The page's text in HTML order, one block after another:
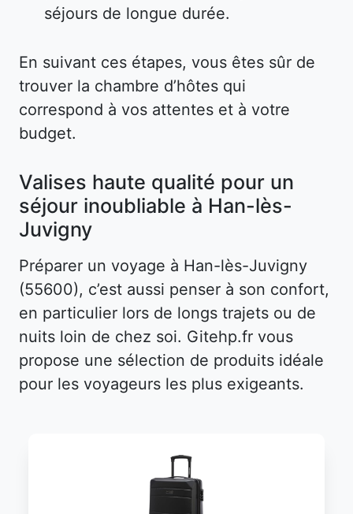
séjours de longue durée.
En suivant ces étapes, vous êtes sûr de
trouver la chambre d’hôtes qui
correspond à vos attentes et à votre
budget.
Valises haute qualité pour un
séjour inoubliable à Han-lès-
Juvigny
Préparer un voyage à Han-lès-Juvigny
(55600), c’est aussi penser à son confort,
en particulier lors de longs trajets ou de
nuits loin de chez soi. Gitehp.fr vous
propose une sélection de produits idéale
pour les voyageurs les plus exigeants.